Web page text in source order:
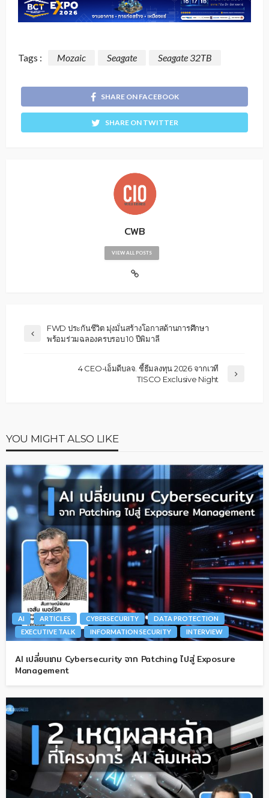
Tags : Mozaic Seagate Seagate 32TB
SHARE ON FACEBOOK
SHARE ON TWITTER
CWB
VIEW ALL POSTS
FWD ประกันชีวิต มุ่งมั่นสร้างโอกาสด้านการศึกษา
พร้อมร่วมฉลองครบรอบ 10 ปีพิมาลี
4 CEO-เอ็มดีบลจ. ชี้ธีมลงทุน 2026 จากเวที
TISCO Exclusive Night
YOU MIGHT ALSO LIKE
AI ARTICLES CYBERSECURITY
DATA PROTECTION
EXECUTIVE TALK
INFORMATION SECURITY INTERVIEW
AI เปลี่ยนเกม Cybersecurity จาก Patching ไปสู่ Exposure
Management